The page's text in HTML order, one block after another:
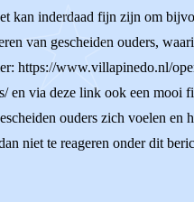
kan inderdaad fijn zijn om
van gescheiden ouders,
https://www.villapinedo.nl/
en via deze link ook een mooi
ouders zich voelen en
niet te reageren onder dit